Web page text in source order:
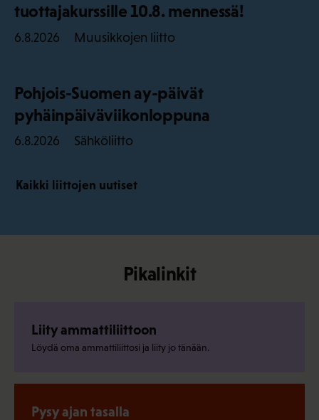
tuottajakurssille 10.8. mennessä!
6.8.2026 Muusikkojen liitto
Pohjois-Suomen ay-päivät
pyhäinpäiväviikonloppuna
6.8.2026 Sähköliitto
Kaikki liittojen uutiset
Pikalinkit
Liity ammattiliittoon
Löydä oma ammattiliittosi ja liity jo tänään.
Pysy ajan tasalla